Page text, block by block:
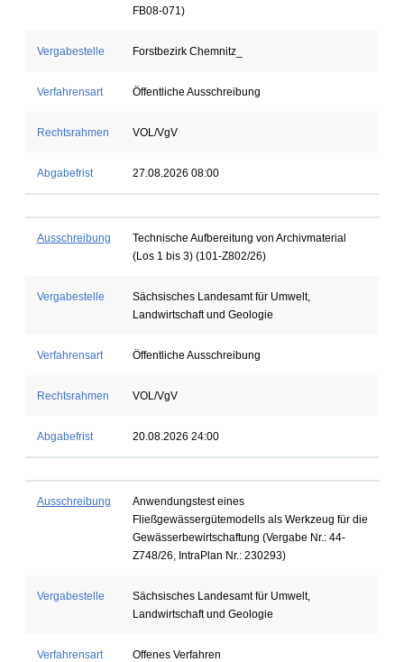
FB08-071)
Vergabestelle Forstbezirk Chemnitz_
Verfahrensart Öffentliche Ausschreibung
Rechtsrahmen VOL/VgV
Abgabefrist 27.08.2026 08:00
Ausschreibung
Technische Aufbereitung von Archivmaterial
(Los 1 bis 3) (101-Z802/26)
Vergabestelle
Sächsisches Landesamt für Umwelt,
Landwirtschaft und Geologie
Verfahrensart Öffentliche Ausschreibung
Rechtsrahmen VOL/VgV
Abgabefrist 20.08.2026 24:00
Ausschreibung
Anwendungstest eines
Fließgewässergütemodells als Werkzeug für die
Gewässerbewirtschaftung (Vergabe Nr.: 44-
Z748/26, IntraPlan Nr.: 230293)
Vergabestelle
Sächsisches Landesamt für Umwelt,
Landwirtschaft und Geologie
Verfahrensart Offenes Verfahren